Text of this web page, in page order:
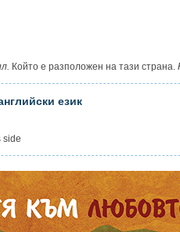
Който е разположен на тази страна.
език
side